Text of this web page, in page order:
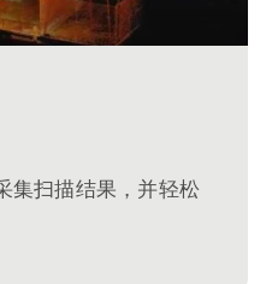
集扫描结果，并轻松